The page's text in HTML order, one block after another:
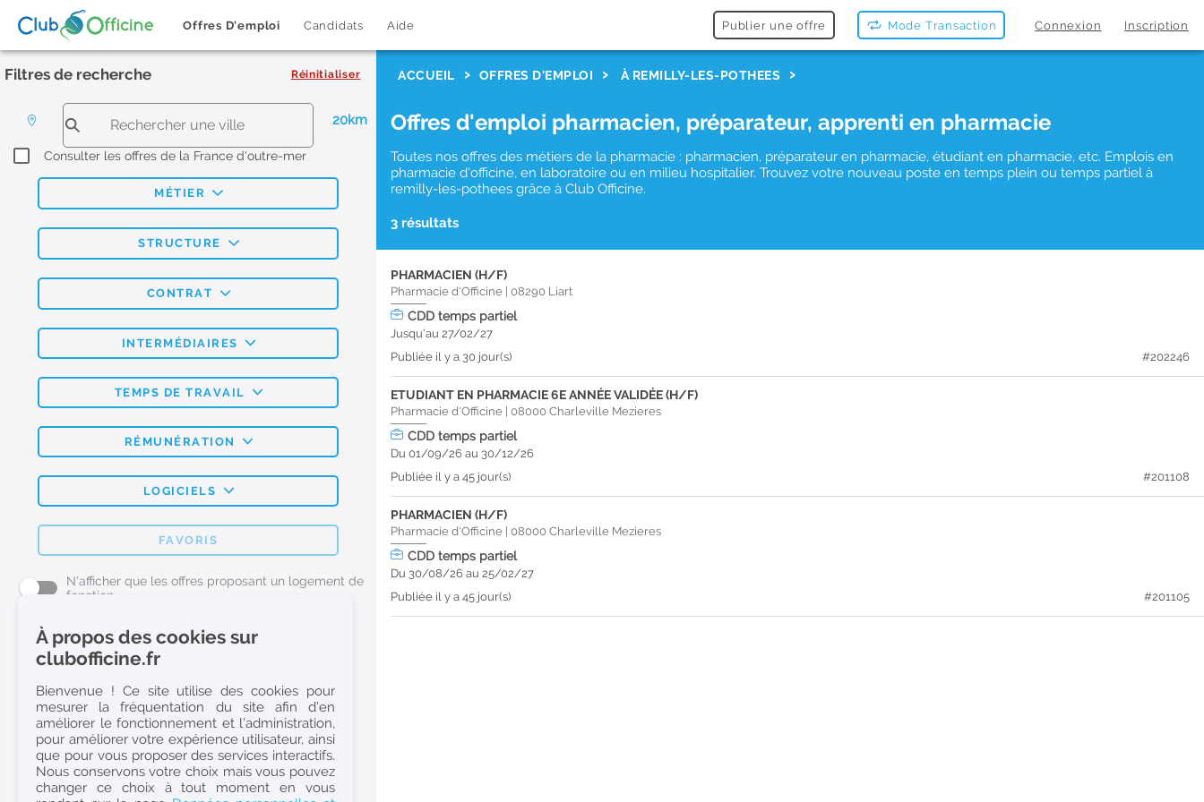
Offres D'emploi Candidats Aide Publier une offre Mode Transaction Connexion Inscription
Filtres de recherche Réinitialiser
20km
Consulter les offres de la France d'outre-mer
MÉTIER
STRUCTURE
CONTRAT
INTERMÉDIAIRES
TEMPS DE TRAVAIL
RÉMUNÉRATION
LOGICIELS
FAVORIS
N'afficher que les offres proposant un logement de
fonction
L'emploi Pharmacie par métier
Pharmacien (H/F)
Préparateur en Pharmacie (H/F)
Etudiant en Pharmacie (H/F)
Etudiant en Pharmacie 6e année validée (H/F)
Conseiller Dermo Cosmetique - Esthéticienne (H/F)
ACCUEIL OFFRES D'EMPLOI À REMILLY-LES-POTHEES
Offres d'emploi pharmacien, préparateur, apprenti en pharmacie
Toutes nos offres des métiers de la pharmacie : pharmacien, préparateur en pharmacie, étudiant en pharmacie, etc. Emplois en
pharmacie d'officine, en laboratoire ou en milieu hospitalier. Trouvez votre nouveau poste en temps plein ou temps partiel à
remilly-les-pothees grâce à Club Officine.
3 résultats
PHARMACIEN (H/F)
Pharmacie d'Officine |08290 Liart
CDDtemps partiel
Jusqu'au 27/02/27
Publiée il y a 30 jour(s)
#202246
ETUDIANT EN PHARMACIE 6E ANNÉE VALIDÉE (H/F)
Pharmacie d'Officine |08000Charleville Mezieres
CDDtemps partiel
Du 01/09/26 au 30/12/26
Publiée il y a 45 jour(s)
#201108
PHARMACIEN (H/F)
Pharmacie d'Officine |08000Charleville Mezieres
CDDtemps partiel
Du 30/08/26 au 25/02/27
Publiée il y a 45 jour(s)
#201105
À propos des cookies sur
clubofficine.fr
Bienvenue ! Ce site utilise des cookies pour
mesurer la fréquentation du site afin d’en
améliorer le fonctionnement et l’administration,
pour améliorer votre expérience utilisateur, ainsi
que pour vous proposer des services interactifs.
Nous conservons votre choix mais vous pouvez
changer ce choix à tout moment en vous